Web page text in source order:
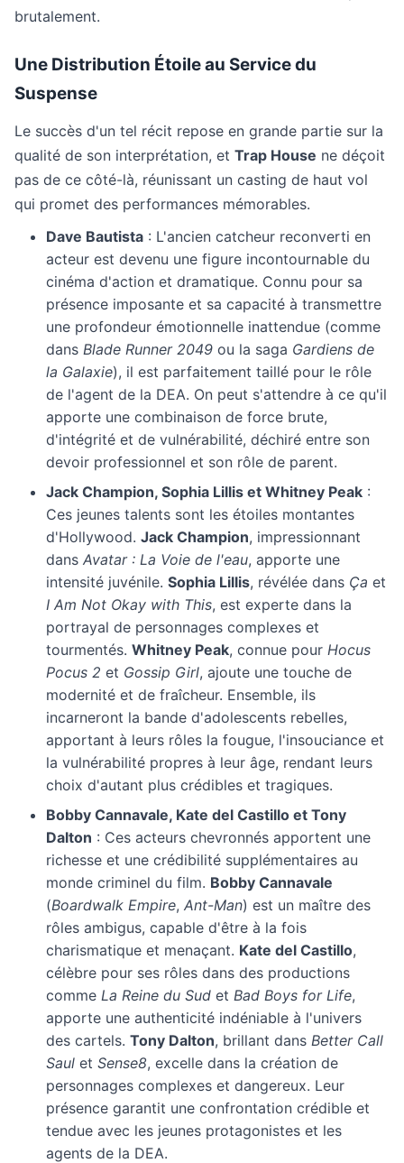
brutalement.
Une Distribution Étoile au Service du
Suspense
Le succès d'un tel récit repose en grande partie sur la
qualité de son interprétation, et Trap House ne déçoit
pas de ce côté-là, réunissant un casting de haut vol
qui promet des performances mémorables.
Dave Bautista : L'ancien catcheur reconverti en
acteur est devenu une figure incontournable du
cinéma d'action et dramatique. Connu pour sa
présence imposante et sa capacité à transmettre
une profondeur émotionnelle inattendue (comme
dans Blade Runner 2049 ou la saga Gardiens de
la Galaxie), il est parfaitement taillé pour le rôle
de l'agent de la DEA. On peut s'attendre à ce qu'il
apporte une combinaison de force brute,
d'intégrité et de vulnérabilité, déchiré entre son
devoir professionnel et son rôle de parent.
Jack Champion, Sophia Lillis et Whitney Peak :
Ces jeunes talents sont les étoiles montantes
d'Hollywood. Jack Champion, impressionnant
dans Avatar : La Voie de l'eau, apporte une
intensité juvénile. Sophia Lillis, révélée dans Ça et
I Am Not Okay with This, est experte dans la
portrayal de personnages complexes et
tourmentés. Whitney Peak, connue pour Hocus
Pocus 2 et Gossip Girl, ajoute une touche de
modernité et de fraîcheur. Ensemble, ils
incarneront la bande d'adolescents rebelles,
apportant à leurs rôles la fougue, l'insouciance et
la vulnérabilité propres à leur âge, rendant leurs
choix d'autant plus crédibles et tragiques.
Bobby Cannavale, Kate del Castillo et Tony
Dalton : Ces acteurs chevronnés apportent une
richesse et une crédibilité supplémentaires au
monde criminel du film. Bobby Cannavale
(Boardwalk Empire, Ant-Man) est un maître des
rôles ambigus, capable d'être à la fois
charismatique et menaçant. Kate del Castillo,
célèbre pour ses rôles dans des productions
comme La Reine du Sud et Bad Boys for Life,
apporte une authenticité indéniable à l'univers
des cartels. Tony Dalton, brillant dans Better Call
Saul et Sense8, excelle dans la création de
personnages complexes et dangereux. Leur
présence garantit une confrontation crédible et
tendue avec les jeunes protagonistes et les
agents de la DEA.